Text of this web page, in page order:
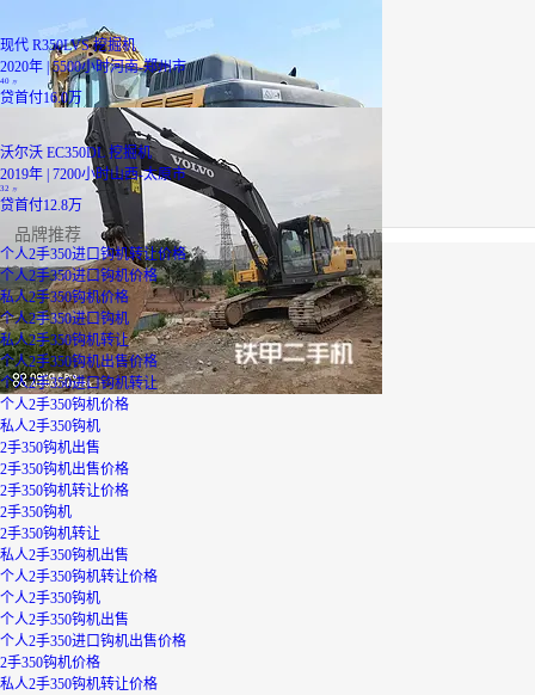
现代 R350LVS 挖掘机
2020年 | 5500小时河南-郑州市
40 万
贷首付16.0万
沃尔沃 EC350DL 挖掘机
2019年 | 7200小时山西-太原市
32 万
贷首付12.8万
品牌推荐
个人2手350进口钩机转让价格
个人2手350进口钩机价格
私人2手350钩机价格
个人2手350进口钩机
私人2手350钩机转让
个人2手350钩机出售价格
个人2手350进口钩机转让
个人2手350钩机价格
私人2手350钩机
2手350钩机出售
2手350钩机出售价格
2手350钩机转让价格
2手350钩机
2手350钩机转让
私人2手350钩机出售
个人2手350钩机转让价格
个人2手350钩机
个人2手350钩机出售
个人2手350进口钩机出售价格
2手350钩机价格
私人2手350钩机转让价格